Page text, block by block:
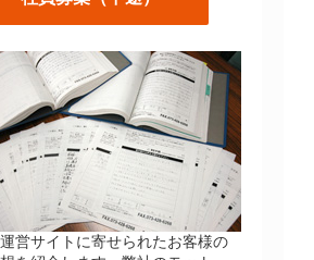
営サイトに寄せられたお客様の